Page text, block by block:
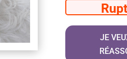
JE